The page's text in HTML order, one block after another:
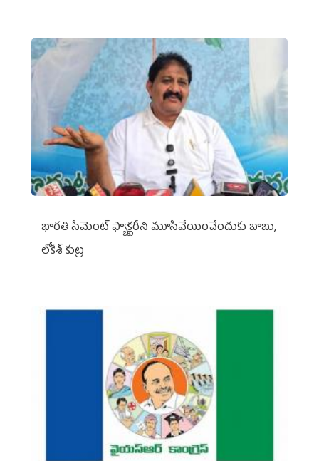
భారతి సిమెంట్ ఫ్యాక్టరీని మూసివేయించేందుకు బాబు,
లోకేశ్ కుట్ర